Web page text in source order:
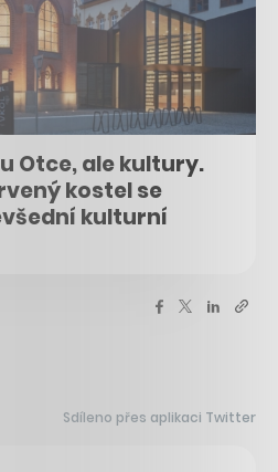
Otce, ale kultury.
kostel se
kulturní
Sdíleno přes aplikaci Twitter